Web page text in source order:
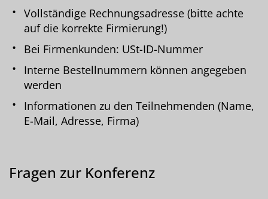
Vollständige Rechnungsadresse (bitte achte
auf die korrekte Firmierung!)
Bei Firmenkunden: USt-ID-Nummer
Interne Bestellnummern können angegeben
werden
Informationen zu den Teilnehmenden (Name,
E-Mail, Adresse, Firma)
Fragen zur Konferenz